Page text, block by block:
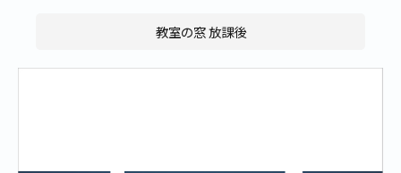
教室の窓 放課後